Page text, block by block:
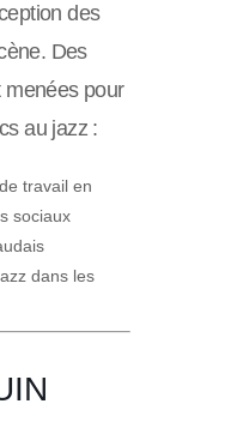
des
Des
menées pour
au jazz :
travail en
sociaux
dans les